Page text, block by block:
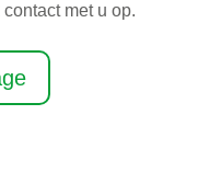
met u op.